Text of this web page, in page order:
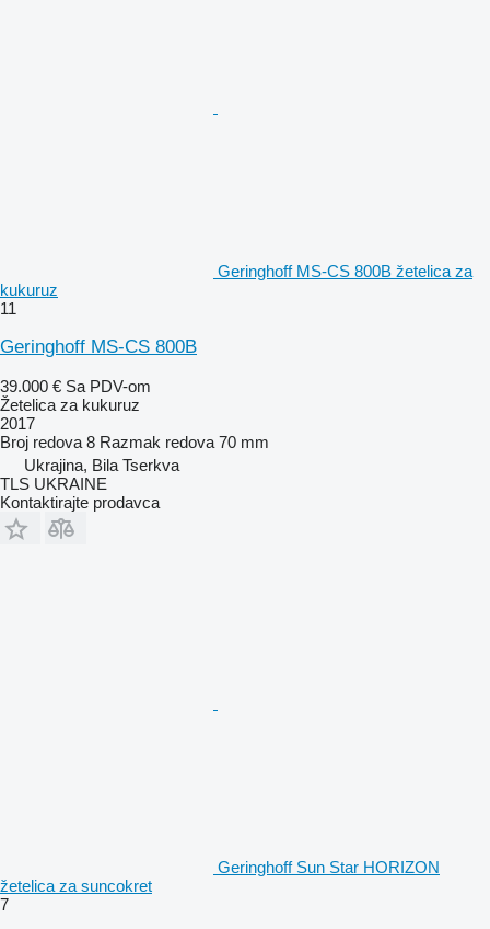
Geringhoff MS-CS 800B žetelica za
kukuruz
11
Geringhoff MS-CS 800B
39.000 € Sa PDV-om
Žetelica za kukuruz
2017
Broj redova 8 Razmak redova 70 mm
Ukrajina, Bila Tserkva
TLS UKRAINE
Kontaktirajte prodavca
Geringhoff Sun Star HORIZON
žetelica za suncokret
7